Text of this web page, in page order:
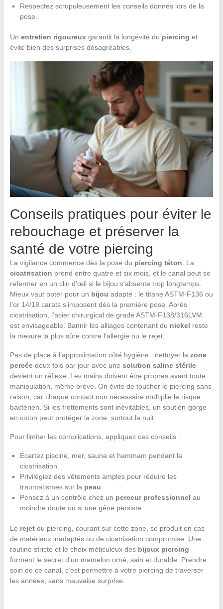
Respectez scrupuleusement les conseils donnés lors de la
pose.
Un entretien rigoureuxgarantit la longévité du piercing et
évite bien des surprises désagréables.
Conseils pratiques pour éviter le
rebouchage et préserver la
santé de votre piercing
La vigilance commence dès la pose du piercing téton . La
cicatrisation prend entre quatre et six mois, et le canal peut se
refermer en un clin d’œil si le bijou s’absente trop longtemps.
Mieux vaut opter pour un bijou adapté : le titane ASTM-F136 ou
l’or 14/18 carats s’imposent dès la première pose. Après
cicatrisation, l’acier chirurgical de grade ASTM-F138/316LVM
est envisageable. Bannir les alliages contenant du nickel reste
la mesure la plus sûre contre l’allergie ou le rejet.
Pas de place à l’approximation côté hygiène : nettoyer la zone
percéedeux fois par jour avec une solution saline stérile
devient un réflexe. Les mains doivent être propres avant toute
manipulation, même brève. On évite de toucher le piercing sans
raison, car chaque contact non nécessaire multiplie le risque
bactérien. Si les frottements sont inévitables, un soutien-gorge
en coton peut protéger la zone, surtout la nuit.
Pour limiter les complications, appliquez ces conseils :
Écartez piscine, mer, sauna et hammam pendant la
cicatrisation.
Privilégiez des vêtements amples pour réduire les
traumatismes sur la peau
Pensez à un contrôle chez un perceur professionnel au
moindre doute ou si une gêne persiste.
Le rejetdu piercing, courant sur cette zone, se produit en cas
de matériaux inadaptés ou de cicatrisation compromise. Une
routine stricte et le choix méticuleux des bijoux piercing
forment le secret d’un mamelon orné, sain et durable. Prendre
soin de ce canal, c’est permettre à votre piercing de traverser
les années, sans mauvaise surprise.